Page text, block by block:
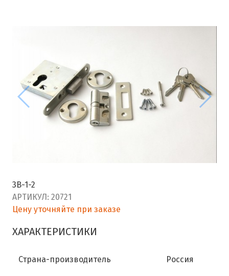
3В-1-2
АРТИКУЛ: 20721
Цену уточняйте при заказе
ХАРАКТЕРИСТИКИ
Страна-производитель Россия